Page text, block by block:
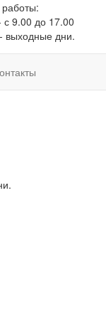
с 9.00 до 17.00
выходные дни.